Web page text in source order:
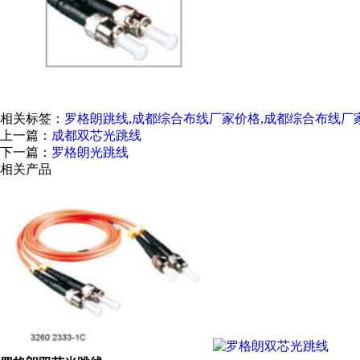
相关标签： 罗格朗跳线,成都综合布线厂家价格,成都综合布线厂
上一篇： 成都双芯光跳线
下一篇： 罗格朗光跳线
相关产品